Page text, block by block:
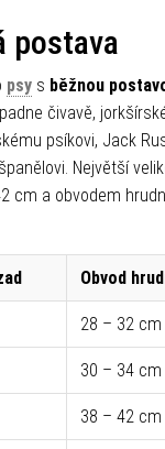
postava
psys běžnou
čivavě,
psíkovi, Jack
Největší
cm a obvodem
Obvod
28 – 32 cm
30 – 34 cm
38 – 42 cm